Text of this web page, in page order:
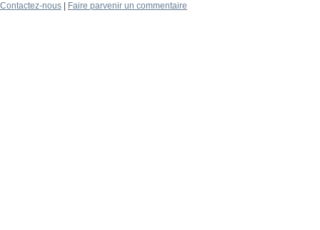
Contactez-nous
Faire parvenir un commentaire